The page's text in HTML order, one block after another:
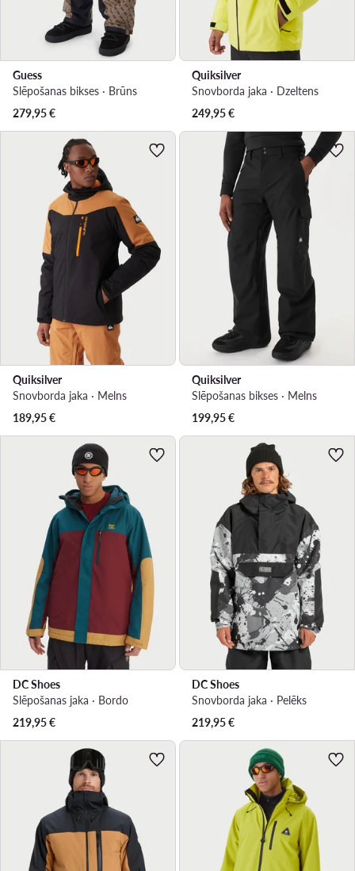
Guess
Slēpošanas bikses · Brūns
279,95€
Quiksilver
Snovborda jaka · Dzeltens
249,95€
Quiksilver
Snovborda jaka · Melns
189,95€
Quiksilver
Slēpošanas bikses · Melns
199,95€
DC Shoes
Slēpošanas jaka · Bordo
219,95€
DC Shoes
Snovborda jaka · Pelēks
219,95€